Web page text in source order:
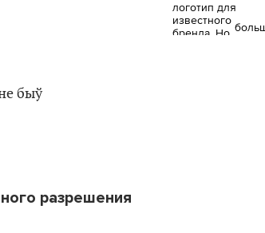
быў
разрешения